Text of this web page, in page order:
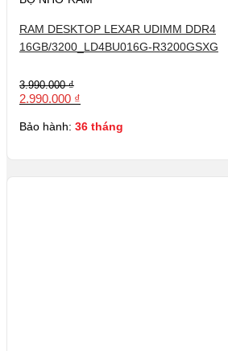
RAM DESKTOP LEXAR UDIMM DDR4
16GB/3200_LD4BU016G-R3200GSXG
3.990.000₫
Giá
gốc
3.990.000 ₫.
2.990.000 ₫
Giá
hiện
là:
Bảo hành: 36 tháng